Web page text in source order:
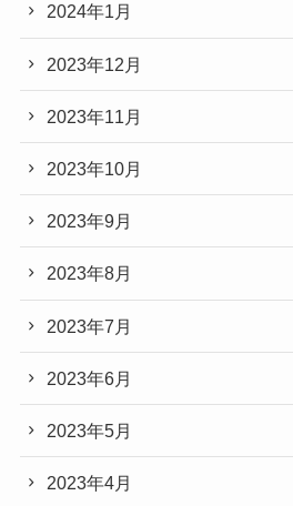
2024年1月
2023年12月
2023年11月
2023年10月
2023年9月
2023年8月
2023年7月
2023年6月
2023年5月
2023年4月